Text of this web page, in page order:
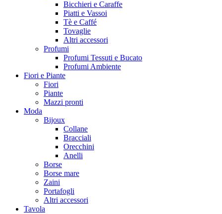
Bicchieri e Caraffe
Piatti e Vassoi
Tè e Caffé
Tovaglie
Altri accessori
Profumi
Profumi Tessuti e Bucato
Profumi Ambiente
Fiori e Piante
Fiori
Piante
Mazzi pronti
Moda
Bijoux
Collane
Bracciali
Orecchini
Anelli
Borse
Borse mare
Zaini
Portafogli
Altri accessori
Tavola